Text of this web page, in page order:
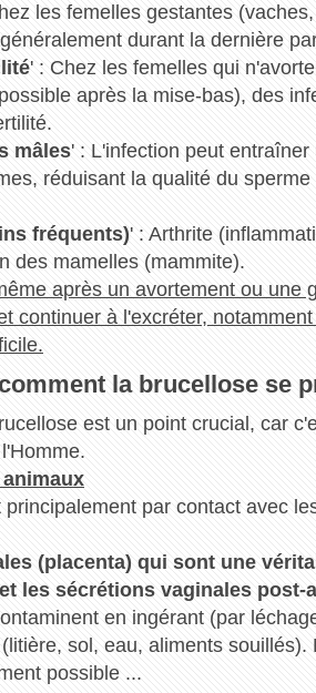
les femelles gestantes
durant la dernière
' : Chez les femelles qui
après la mise-bas), des
mâles' : L'infection peut
réduisant la qualité du
fréquents)' : Arthrite
des mamelles (mammite).
après un avortement ou une
continuer à l'excréter,
la brucellose se
est un point crucial, car
par contact avec
(placenta) qui sont une
les sécrétions vaginales post-
en ingérant (par
sol, eau, aliments
possible ...